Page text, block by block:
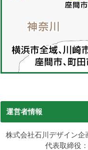
運営者情報
株式会社石川デザイン企
代表取締役